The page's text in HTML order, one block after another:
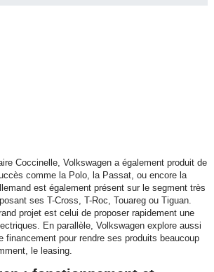
Coccinelle, Volkswagen a également produit de
comme la Polo, la Passat, ou encore la
est également présent sur le segment très
ses T-Cross, T-Roc, Touareg ou Tiguan.
projet est celui de proposer rapidement une
En parallèle, Volkswagen explore aussi
financement pour rendre ses produits beaucoup
le leasing.